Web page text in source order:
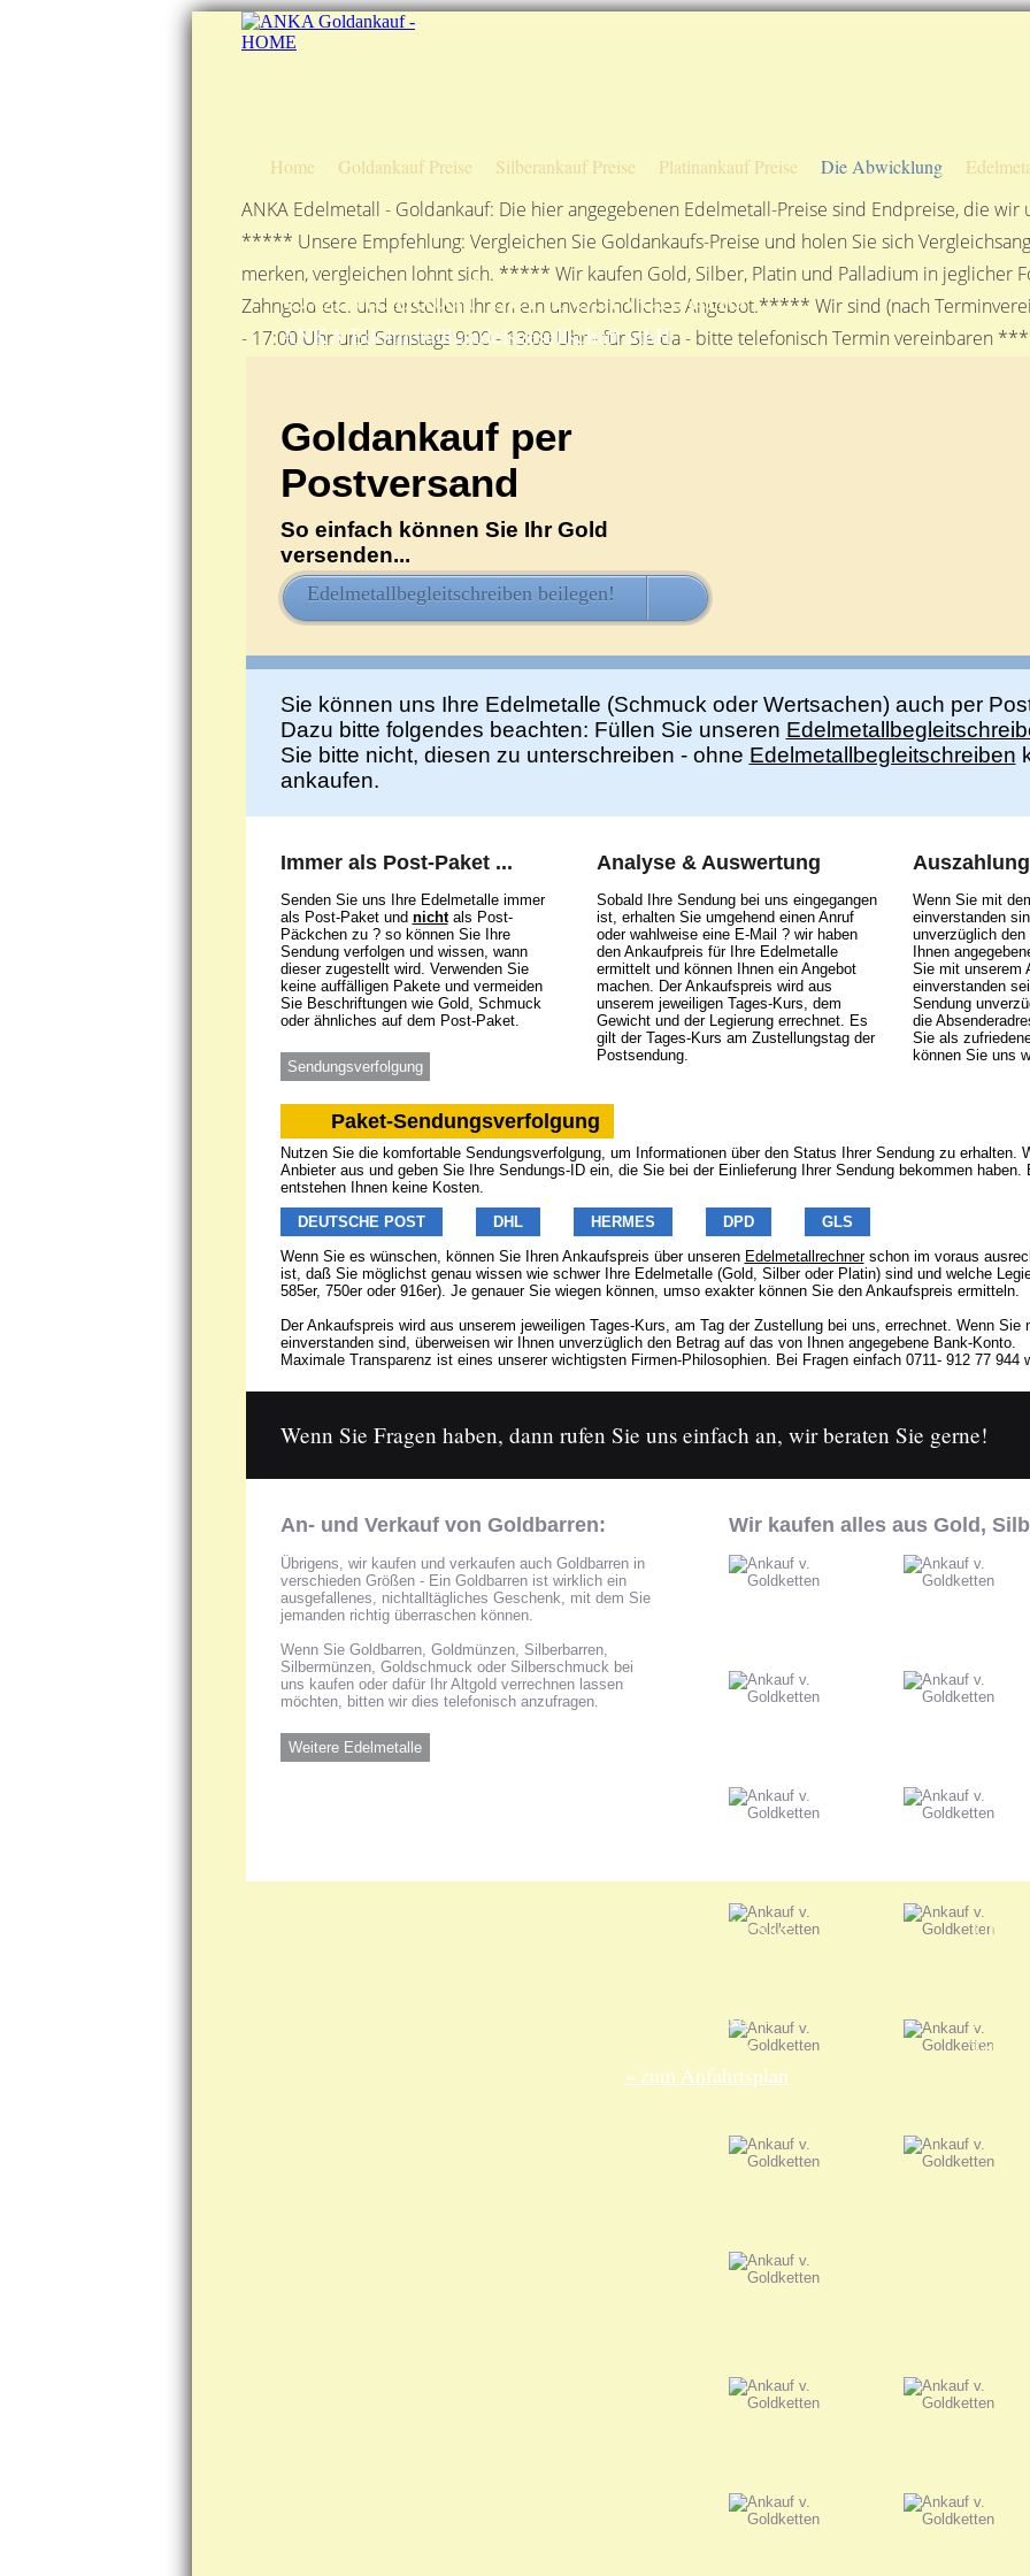
Home Goldankauf Preise Silberankauf Preise Platinankauf Preise Die Abwicklung
ANKA Edelmetall - Goldankauf: Die hier angegebenen Edelmetall-Preise sind Endpreise, die wir
***** Unsere Empfehlung: Vergleichen Sie Goldankaufs-Preise und holen Sie sich
merken, vergleichen lohnt sich. ***** Wir kaufen Gold, Silber, Platin und Palladium in jeglicher
Zahngold etc. und erstellen Ihnen ein unverbindliches Angebot.***** Wir sind (nach
- 17:00 Uhr und Samstags 9:00 - 13:00 Uhr - für Sie da - bitte telefonisch Termin vereinbaren
Goldankauf per Postversand
ANKA Edelmetallhandelsgesellschaft mbH
Goldankauf per
Postversand
So einfach können Sie Ihr Gold
versenden...
Sie können uns Ihre Edelmetalle (Schmuck oder Wertsachen) auch per
Dazu bitte folgendes beachten: Füllen Sie unseren
Sie bitte nicht, diesen zu unterschreiben - ohne Edelmetallbegleitschreiben
ankaufen.
Immer als Post-Paket ...
Senden Sie uns Ihre Edelmetalle immer
als Post-Paket und nichtals Post-
Päckchen zu ? so können Sie Ihre
Sendung verfolgen und wissen, wann
dieser zugestellt wird. Verwenden Sie
keine auffälligen Pakete und vermeiden
Sie Beschriftungen wie Gold, Schmuck
oder ähnliches auf dem Post-Paket.
Sendungsverfolgung
Analyse & Auswertung
Sobald Ihre Sendung bei uns eingegangen
ist, erhalten Sie umgehend einen Anruf
oder wahlweise eine E-Mail ? wir haben
den Ankaufpreis für Ihre Edelmetalle
ermittelt und können Ihnen ein Angebot
machen. Der Ankaufspreis wird aus
unserem jeweiligen Tages-Kurs, dem
Gewicht und der Legierung errechnet. Es
gilt der Tages-Kurs am Zustellungstag der
Postsendung.
Auszahlung
Wenn Sie mit
einverstanden
unverzüglich
Ihnen
Sie mit unserem
einverstanden
Sendung
die
Sie als
können Sie uns
Paket-Sendungsverfolgung
Nutzen Sie die komfortable Sendungsverfolgung, um Informationen über den Status Ihrer Sendung zu erhalten.
Anbieter aus und geben Sie Ihre Sendungs-ID ein, die Sie bei der Einlieferung Ihrer Sendung bekommen
entstehen Ihnen keine Kosten.
DEUTSCHE POST
DHL HERMES DPD
GLS
Wenn Sie es wünschen, können Sie Ihren Ankaufspreis über unseren Edelmetallrechnerschon im voraus
ist, daß Sie möglichst genau wissen wie schwer Ihre Edelmetalle (Gold, Silber oder Platin) sind und welche
585er, 750er oder 916er). Je genauer Sie wiegen können, umso exakter können Sie den Ankaufspreis ermitteln.
Der Ankaufspreis wird aus unserem jeweiligen Tages-Kurs, am Tag der Zustellung bei uns, errechnet. Wenn Sie
einverstanden sind, überweisen wir Ihnen unverzüglich den Betrag auf das von Ihnen angegebene Bank-Konto.
Maximale Transparenz ist eines unserer wichtigsten Firmen-Philosophien. Bei Fragen einfach 0711- 912 77 944
Edelmetallbegleitschreiben beilegen! HIER KOSTENLOS LADEN
Wenn Sie Fragen haben, dann rufen Sie uns einfach an, wir beraten Sie gerne!
An- und Verkauf von Goldbarren:
Übrigens, wir kaufen und verkaufen auch Goldbarren in
verschieden Größen - Ein Goldbarren ist wirklich ein
ausgefallenes, nichtalltägliches Geschenk, mit dem Sie
jemanden richtig überraschen können.
Wenn Sie Goldbarren, Goldmünzen, Silberbarren,
Silbermünzen, Goldschmuck oder Silberschmuck bei
uns kaufen oder dafür Ihr Altgold verrechnen lassen
möchten, bitten wir dies telefonisch anzufragen.
Weitere Edelmetalle
Wir kaufen alles aus Gold,
Unsere Adresse:
Felix-Dahn-Str. 4
70597 Stuttgart
» zum Anfahrtsplan